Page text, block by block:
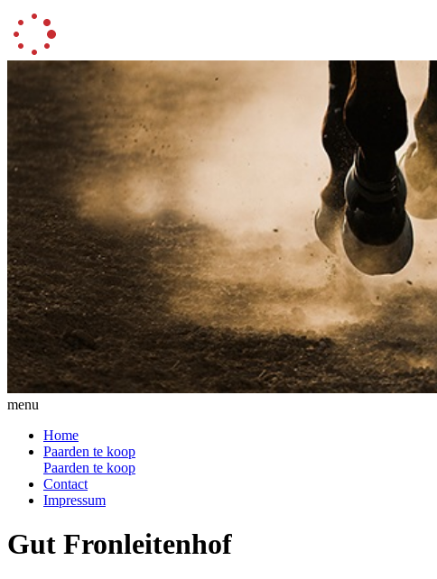
menu
Home
Paarden te koop
Paarden te koop
Contact
Impressum
Gut Fronleitenhof